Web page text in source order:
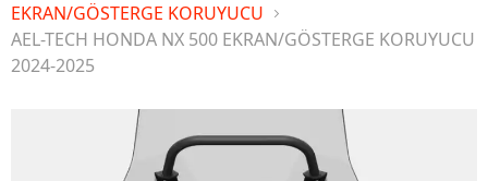
EKRAN/GÖSTERGE KORUYUCU
AEL-TECH HONDA NX 500 EKRAN/GÖSTERGE KORUYUCU
2024-2025